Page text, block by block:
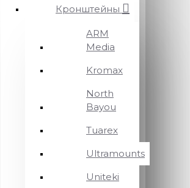
Кронштейны
ARM
Media
Kromax
North
Bayou
Tuarex
Ultramounts
Uniteki